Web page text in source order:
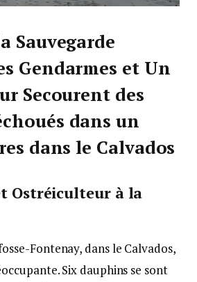
Sauvegarde
Gendarmes et Un
Secourent des
dans un
dans le Calvados
Ostréiculteur à la
Fontenay, dans le Calvados,
Six dauphins se sont